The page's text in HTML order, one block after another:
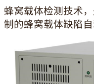
蜂窝载体检测技术
制的蜂窝载体缺陷